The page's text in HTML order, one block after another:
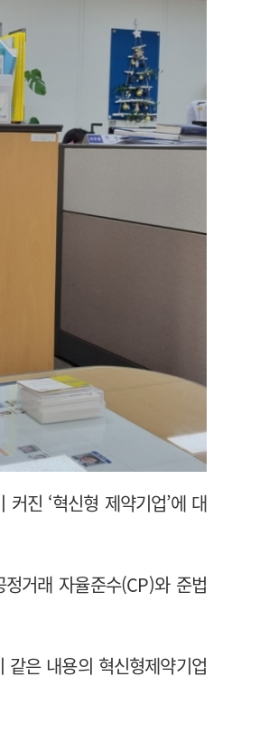
진 ‘혁신형 제약기업’에 대
거래 자율준수(CP)와 준법
은 내용의 혁신형제약기업